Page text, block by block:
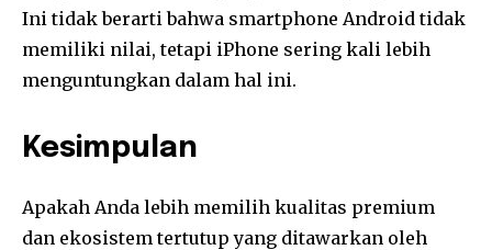
Ini tidak berarti bahwa smartphone Android tidak
memiliki nilai, tetapi iPhone sering kali lebih
menguntungkan dalam hal ini.
Kesimpulan
Apakah Anda lebih memilih kualitas premium
dan ekosistem tertutup yang ditawarkan oleh